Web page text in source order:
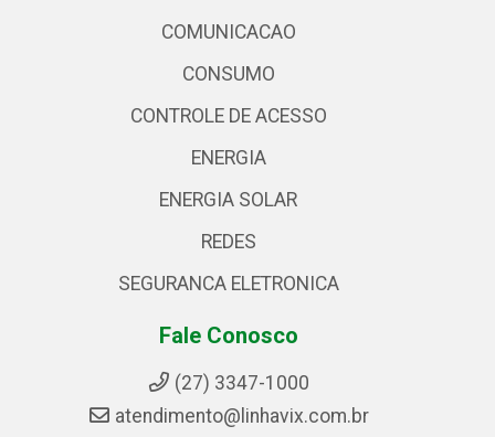
COMUNICACAO
CONSUMO
CONTROLE DE ACESSO
ENERGIA
ENERGIA SOLAR
REDES
SEGURANCA ELETRONICA
Fale Conosco
(27) 3347-1000
atendimento@linhavix.com.br